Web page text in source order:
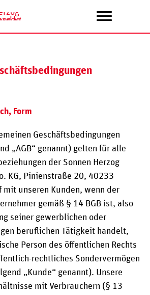
Form
Geschäftsbedingungen
„AGB“ genannt) gelten für alle
der Sonnen Herzog
KG, Pinienstraße 20, 40233
mit unseren Kunden, wenn der
gemäß § 14 BGB ist, also
seiner gewerblichen oder
beruflichen Tätigkeit handelt,
Person des öffentlichen Rechts
rechtliches Sondervermögen
„Kunde“ genannt). Unsere
mit Verbrauchern (§ 13